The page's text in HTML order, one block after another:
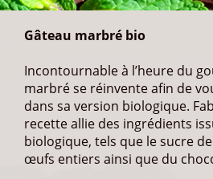
Gâteau marbré bio
Incontournable à l’heure du
marbré se réinvente afin de
dans sa version biologique.
recette allie des ingrédients
biologique, tels que le sucre
œufs entiers ainsi que du